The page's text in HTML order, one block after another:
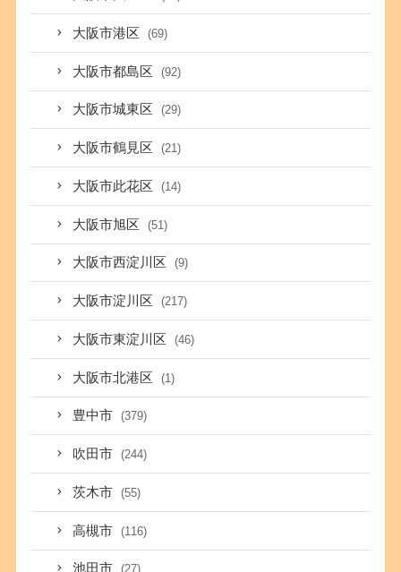
大阪市港区 (69)
大阪市都島区 (92)
大阪市城東区 (29)
大阪市鶴見区 (21)
大阪市此花区 (14)
大阪市旭区 (51)
大阪市西淀川区 (9)
大阪市淀川区 (217)
大阪市東淀川区 (46)
大阪市北港区 (1)
豊中市 (379)
吹田市 (244)
茨木市 (55)
高槻市 (116)
池田市 (27)